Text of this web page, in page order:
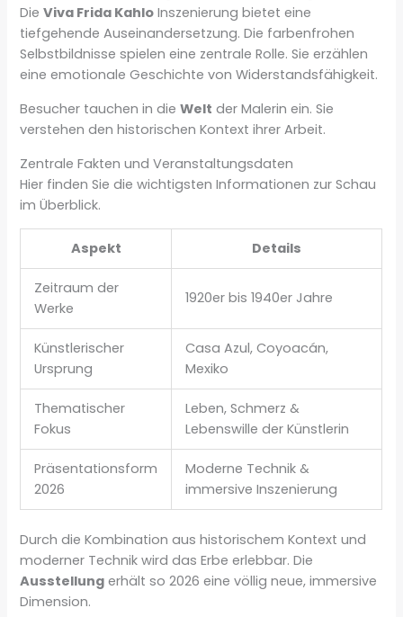
DieViva Frida Kahlo Inszenierung bietet eine
tiefgehende Auseinandersetzung. Die farbenfrohen
Selbstbildnisse spielen eine zentrale Rolle. Sie erzählen
eine emotionale Geschichte von Widerstandsfähigkeit.
Besucher tauchen in dieWelt der Malerin ein. Sie
verstehen den historischen Kontext ihrer Arbeit.
Zentrale Fakten und Veranstaltungsdaten
Hier finden Sie die wichtigsten Informationen zur Schau
im Überblick.
Aspekt Details
Zeitraum der
Werke
1920er bis 1940er Jahre
Künstlerischer
Ursprung
Casa Azul, Coyoacán,
Mexiko
Thematischer
Fokus
Leben, Schmerz &
Lebenswille der Künstlerin
Präsentationsform
2026
Moderne Technik &
immersive Inszenierung
Durch die Kombination aus historischem Kontext und
moderner Technik wird das Erbe erlebbar. Die
Ausstellung erhält so 2026 eine völlig neue, immersive
Dimension.